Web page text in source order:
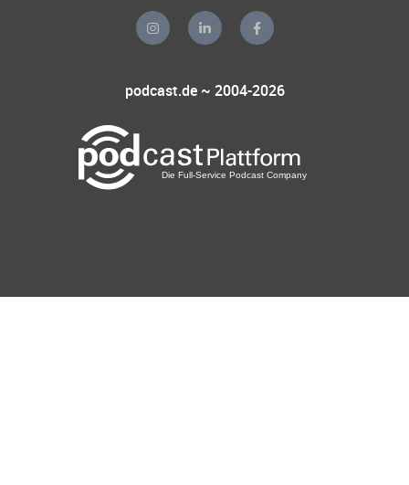
podcast.de ~ 2004-2026